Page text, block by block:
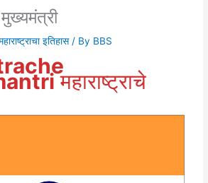
इतिहास/ By BBS
महाराष्ट्राचे